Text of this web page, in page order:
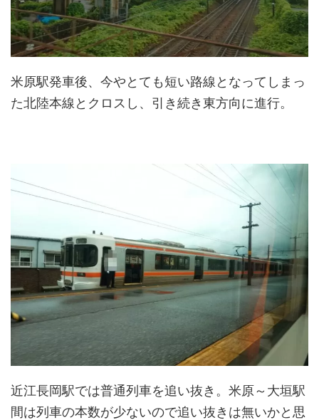
米原駅発車後、今やとても短い路線となってしまっ
た北陸本線とクロスし、引き続き東方向に進行。
近江長岡駅では普通列車を追い抜き。米原～大垣駅
間は列車の本数が少ないので追い抜きは無いかと思